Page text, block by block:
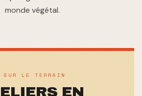
monde végétal.
LE TERRAIN
EN